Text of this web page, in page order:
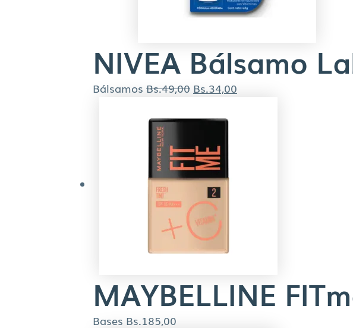
NIVEA Bálsamo
Bálsamos Bs.49,00 Bs.34,00
MAYBELLINE
Bases Bs.185,00